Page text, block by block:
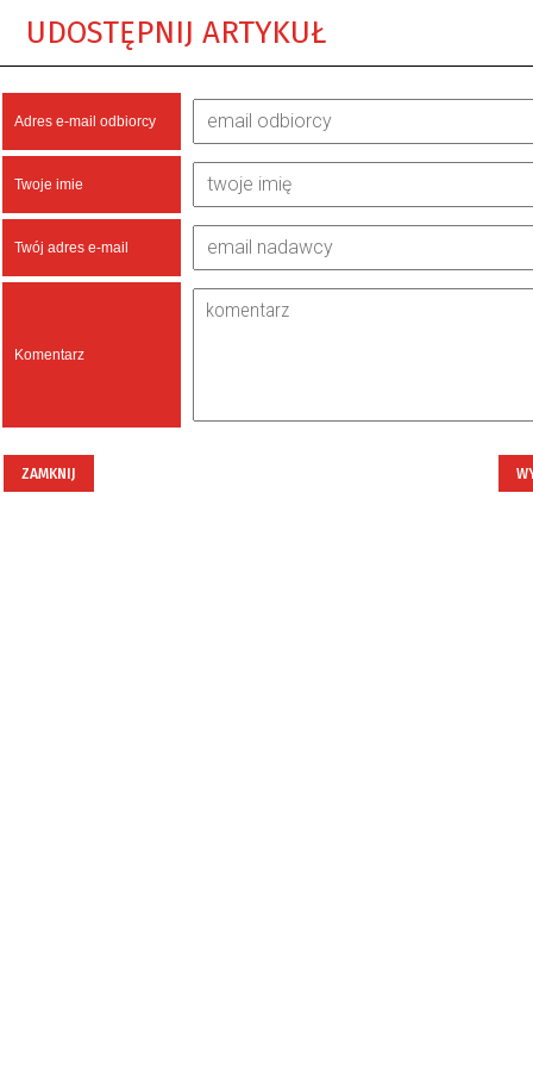
UDOSTĘPNIJ ARTYKUŁ
Adres e-mail odbiorcy
Twoje imie
Twój adres e-mail
Komentarz